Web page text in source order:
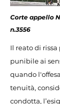
Corte appello
n.3556
Il reato di
punibile ai
quando
tenuità,
condotta,